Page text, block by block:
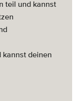
teil und kannst
kannst deinen